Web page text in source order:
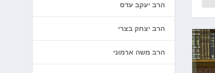
הרב יעקב עדס
הרב יצחק בצרי
הרב משה ארמוני